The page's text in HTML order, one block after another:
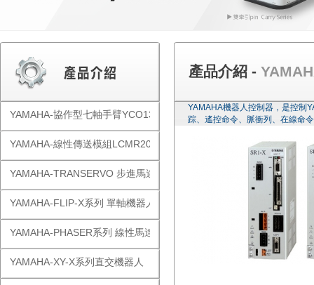
YAMAHA-協作型七軸手臂YCO1300
YAMAHA-線性傳送模組LCMR200
YAMAHA-TRANSERVO 步進馬達單軸
YAMAHA-FLIP-X系列 單軸機器人
YAMAHA-PHASER系列 線性馬達
YAMAHA-XY-X系列直交機器人
產品介紹 -
YAMAHA機器人控制器，是控制
踪、遙控命令、脈衝列、在線命